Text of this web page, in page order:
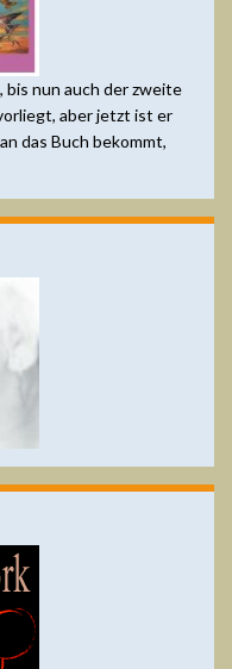
bis nun auch der zweite
aber jetzt ist er
das Buch bekommt,